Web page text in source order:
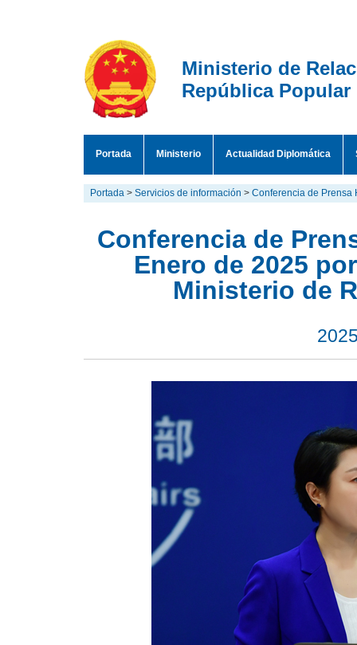
Ministerio de
República Popular
Portada Ministerio Actualidad Diplomática
Portada > Servicios de información > Conferencia de Prensa
Conferencia de
Enero de 2025
Ministerio de